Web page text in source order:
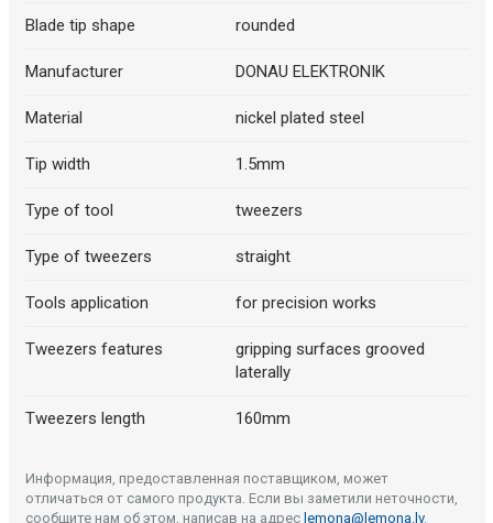
Blade tip shape rounded
Manufacturer DONAU ELEKTRONIK
Material nickel plated steel
Tip width 1.5mm
Type of tool tweezers
Type of tweezers straight
Tools application for precision works
Tweezers features
gripping surfaces grooved
laterally
Tweezers length 160mm
Информация, предоставленная поставщиком, может
отличаться от самого продукта. Если вы заметили неточности,
сообщите нам об этом, написав на адрес lemona@lemona.lv.